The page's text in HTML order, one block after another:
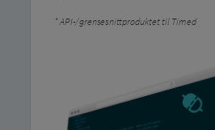
API-/grensesnittproduktet til Timed